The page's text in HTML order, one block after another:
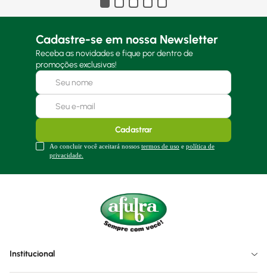
Cadastre-se em nossa Newsletter
Receba as novidades e fique por dentro de
promoções exclusivas!
Cadastrar
Ao concluir você aceitará nossos termos de uso e política de
privacidade.
Institucional